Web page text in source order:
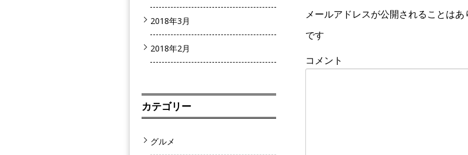
メールアドレスが公開されることはあ
です
コメント
2018年3月
2018年2月
カテゴリー
グルメ